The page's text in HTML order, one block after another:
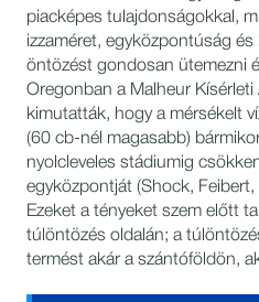
piacképes tulajdonságokkal,
izzaméret, egyközpontúság
öntözést gondosan ütemezni
Oregonban a Malheur
kimutatták, hogy a mérsékelt
(60 cb-nél magasabb)
nyolcleveles stádiumig
egyközpontját (Shock,
Ezeket a tényeket szem előtt
túlöntözés oldalán; a
termést akár a szántóföldön,